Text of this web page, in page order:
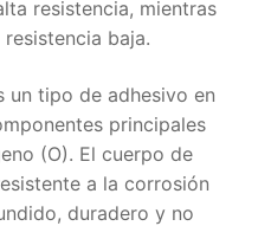
resistencia, mientras
baja.
un tipo de adhesivo en
principales
(O). El cuerpo de
a la corrosión
duradero y no